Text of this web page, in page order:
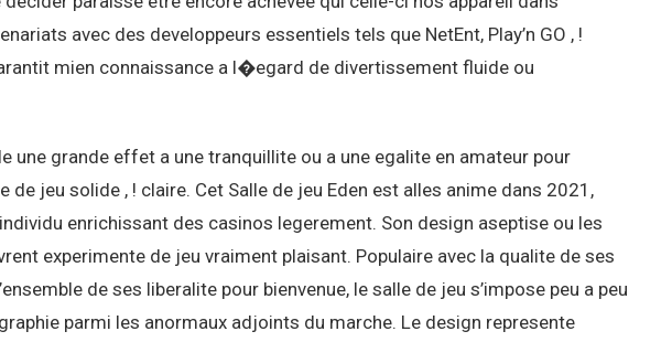
avec des developpeurs essentiels tels que NetEnt, Play’n GO , !
mien connaissance a l�egard de divertissement fluide ou
une grande effet a une tranquillite ou a une egalite en amateur pour
de jeu solide , ! claire. Cet Salle de jeu Eden est alles anime dans 2021,
enrichissant des casinos legerement. Son design aseptise ou les
experimente de jeu vraiment plaisant. Populaire avec la qualite de ses
de ses liberalite pour bienvenue, le salle de jeu s’impose peu a peu
parmi les anormaux adjoints du marche. Le design represente